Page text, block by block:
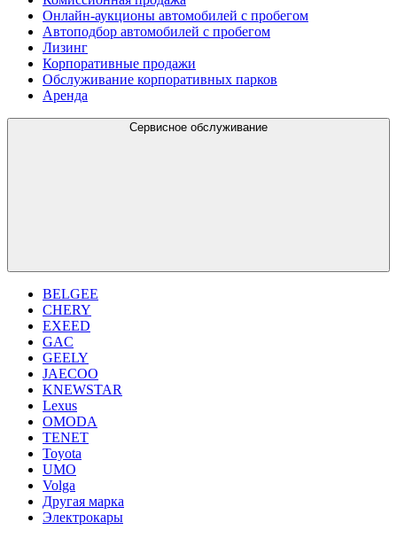
Онлайн-аукционы автомобилей с пробегом
Автоподбор автомобилей с пробегом
Лизинг
Корпоративные продажи
Обслуживание корпоративных парков
Аренда
Сервисное обслуживание
BELGEE
CHERY
EXEED
GAC
GEELY
JAECOO
KNEWSTAR
Lexus
OMODA
TENET
Toyota
UMO
Volga
Другая марка
Электрокары